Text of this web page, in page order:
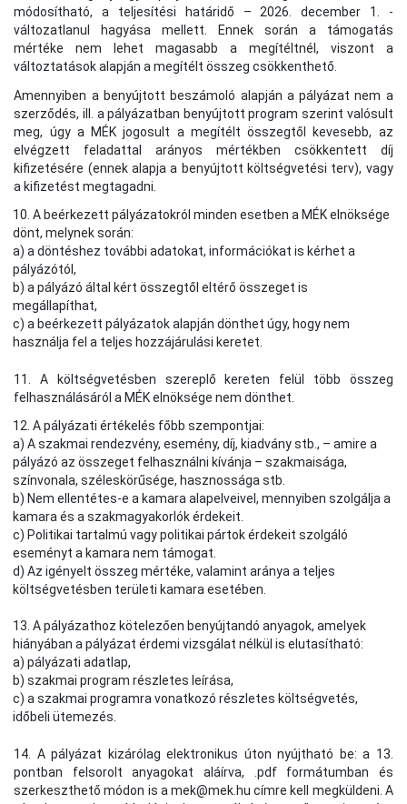
módosítható, a teljesítési határidő – 2026. december 1. -
változatlanul hagyása mellett. Ennek során a támogatás
mértéke nem lehet magasabb a megítéltnél, viszont a
változtatások alapján a megítélt összeg csökkenthető.
Amennyiben a benyújtott beszámoló alapján a pályázat nem a
szerződés, ill. a pályázatban benyújtott program szerint valósult
meg, úgy a MÉK jogosult a megítélt összegtől kevesebb, az
elvégzett feladattal arányos mértékben csökkentett díj
kifizetésére (ennek alapja a benyújtott költségvetési terv), vagy
a kifizetést megtagadni.
10. A beérkezett pályázatokról minden esetben a MÉK elnöksége
dönt, melynek során:
a) a döntéshez további adatokat, információkat is kérhet a
pályázótól,
b) a pályázó által kért összegtől eltérő összeget is
megállapíthat,
c) a beérkezett pályázatok alapján dönthet úgy, hogy nem
használja fel a teljes hozzájárulási keretet.
11. A költségvetésben szereplő kereten felül több összeg
felhasználásáról a MÉK elnöksége nem dönthet.
12. A pályázati értékelés főbb szempontjai:
a) A szakmai rendezvény, esemény, díj, kiadvány stb., – amire a
pályázó az összeget felhasználni kívánja – szakmaisága,
színvonala, széleskörűsége, hasznossága stb.
b) Nem ellentétes-e a kamara alapelveivel, mennyiben szolgálja a
kamara és a szakmagyakorlók érdekeit.
c) Politikai tartalmú vagy politikai pártok érdekeit szolgáló
eseményt a kamara nem támogat.
d) Az igényelt összeg mértéke, valamint aránya a teljes
költségvetésben területi kamara esetében.
13. A pályázathoz kötelezően benyújtandó anyagok, amelyek
hiányában a pályázat érdemi vizsgálat nélkül is elutasítható:
a) pályázati adatlap,
b) szakmai program részletes leírása,
c) a szakmai programra vonatkozó részletes költségvetés,
időbeli ütemezés.
14. A pályázat kizárólag elektronikus úton nyújtható be: a 13.
pontban felsorolt anyagokat aláírva, .pdf formátumban és
szerkeszthető módon is a mek@mek.hu címre kell megküldeni. A